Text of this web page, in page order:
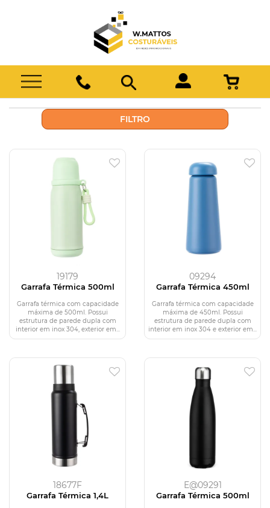
FILTRO
19179
Garrafa Térmica 500ml
Garrafa térmica com capacidade
máxima de 500ml. Possui
estrutura de parede dupla com
interior em inox 304, exterior em...
09294
Garrafa Térmica 450ml
Garrafa térmica com capacidade
máxima de 450ml. Possui
estrutura de parede dupla com
interior em inox 304 e exterior em...
18677F
Garrafa Térmica 1,4L
E@09291
Garrafa Térmica 500ml